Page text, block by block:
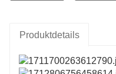
Härte, ohne Staub
Filterelementen,
Produktdetails